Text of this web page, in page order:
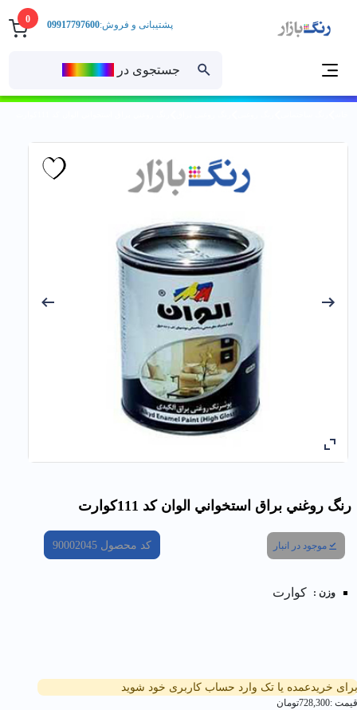
0
جستجوی در
پشتیبانی و فروش:09917797600
رنگ روغني براق استخواني الوان کد 111كوارت
موجود در انبار کد محصول 90002045
وزن : کوارت
برای خریدعمده یا تک وارد حساب کاربری خود شوید
قیمت :728,300تومان